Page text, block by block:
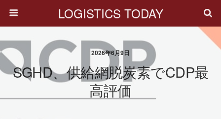
LOGISTICS TODAY
2026年6月9日
SGHD、供給網脱炭素でCDP最
高評価